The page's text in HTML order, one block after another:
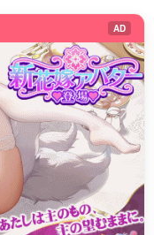
AD